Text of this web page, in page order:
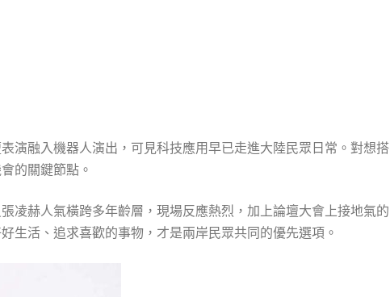
演融入機器人演出，可見科技應用早已走進大陸民眾日常。對想搭
的關鍵節點。
凌赫人氣橫跨多年齡層，現場反應熱烈，加上論壇大會上接地氣的
生活、追求喜歡的事物，才是兩岸民眾共同的優先選項。